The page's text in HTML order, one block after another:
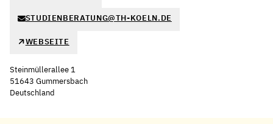
STUDIENBERATUNG@TH-KOELN.DE
WEBSEITE
Steinmüllerallee 1
51643 Gummersbach
Deutschland